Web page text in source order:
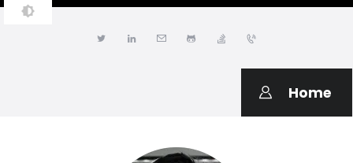
Home
JONATHAN LWANGA
Resume & Personal Portfolio